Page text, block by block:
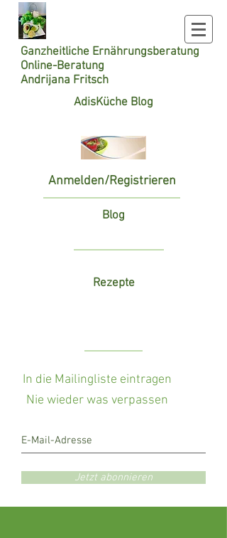
Ganzheitliche Ernährungsberatung
Online-Beratung
Andrijana Fritsch
AdisKüche Blog
Anmelden/Registrieren
Blog
Rezepte
In die Mailingliste eintragen
Nie wieder was verpassen
Jetzt abonnieren